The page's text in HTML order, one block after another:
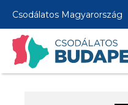
Csodálatos Magyarország